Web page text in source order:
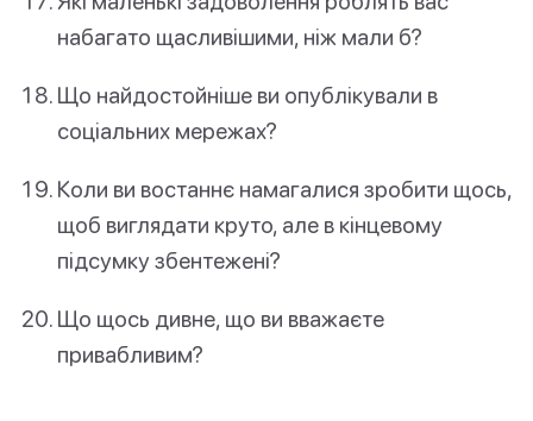
набагато щасливішими, ніж мали б?
Що найдостойніше ви опублікували в
соціальних мережах?
Коли ви востаннє намагалися зробити щось,
щоб виглядати круто, але в кінцевому
підсумку збентежені?
Що щось дивне, що ви вважаєте
привабливим?